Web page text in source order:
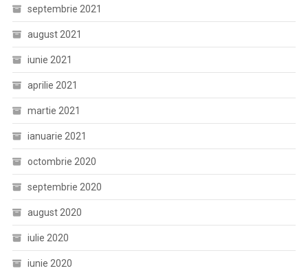
septembrie 2021
august 2021
iunie 2021
aprilie 2021
martie 2021
ianuarie 2021
octombrie 2020
septembrie 2020
august 2020
iulie 2020
iunie 2020